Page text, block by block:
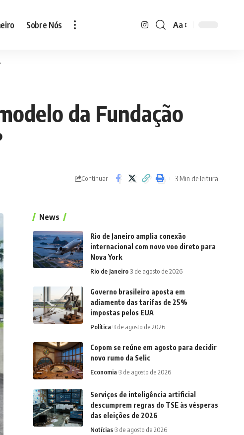
Sobre Nós
Font
Aa
da Fundação
Continuar 3 Min de leitura
News
Rio de Janeiro amplia conexão
internacional com novo voo direto para
Nova York
Rio de Janeiro 3 de agosto de 2026
Governo brasileiro aposta em
adiamento das tarifas de 25%
impostas pelos EUA
Política 3 de agosto de 2026
Copom se reúne em agosto para decidir
novo rumo da Selic
Economia 3 de agosto de 2026
Serviços de inteligência artificial
descumprem regras do TSE às vésperas
das eleições de 2026
Notícias 3 de agosto de 2026